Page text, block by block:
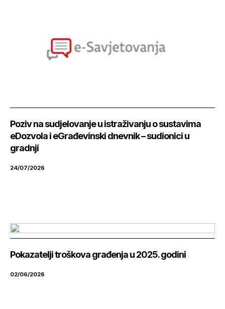
Poziv na sudjelovanje u istraživanju o sustavima
eDozvola i eGrađevinski dnevnik – sudionici u
gradnji
24/07/2026
Pokazatelji troškova građenja u 2025. godini
02/06/2026